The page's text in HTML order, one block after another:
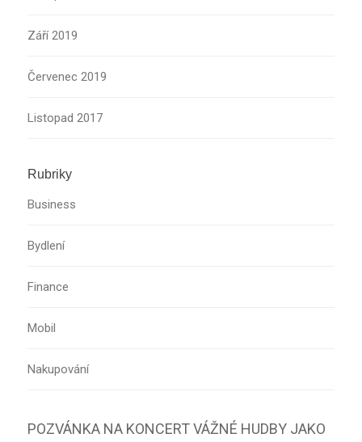
Září 2019
Červenec 2019
Listopad 2017
Rubriky
Business
Bydlení
Finance
Mobil
Nakupování
POZVÁNKA NA KONCERT VÁŽNÉ HUDBY JAKO